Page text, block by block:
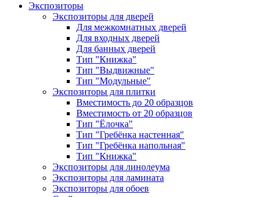
Экспозиторы
Экспозиторы для дверей
Для межкомнатных дверей
Для входных дверей
Для банных дверей
Тип "Книжка"
Тип "Выдвижные"
Тип "Модульные"
Экспозиторы для плитки
Вместимость до 20 образцов
Вместимость от 20 образцов
Тип "Ёлочка"
Тип "Гребёнка настенная"
Тип "Гребёнка напольная"
Тип "Книжка"
Экспозиторы для линолеума
Экспозиторы для ламината
Экспозиторы для обоев